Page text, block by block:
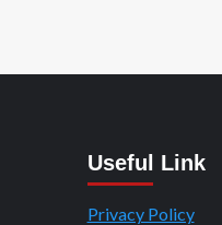
Useful Link
Privacy Policy